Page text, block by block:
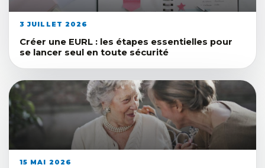
3 JUILLET 2026
Créer une EURL : les étapes essentielles pour
se lancer seul en toute sécurité
15 MAI 2026